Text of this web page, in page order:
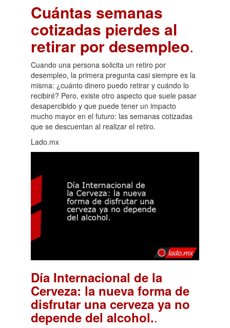
Cuántas semanas
cotizadas pierdes al
retirar por desempleo.
Cuando una persona solicita un retiro por
desempleo, la primera pregunta casi siempre es la
misma: ¿cuánto dinero puedo retirar y cuándo lo
recibiré? Pero, existe otro aspecto que suele pasar
desapercibido y que puede tener un impacto
mucho mayor en el futuro: las semanas cotizadas
que se descuentan al realizar el retiro.
Lado.mx
Día Internacional de la
Cerveza: la nueva forma de
disfrutar una cerveza ya no
depende del alcohol..